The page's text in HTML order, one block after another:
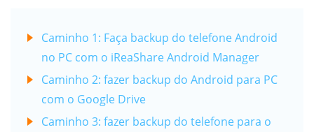
Caminho 1: Faça backup do telefone Android
no PC com o iReaShare Android Manager
Caminho 2: fazer backup do Android para PC
com o Google Drive
Caminho 3: fazer backup do telefone para o